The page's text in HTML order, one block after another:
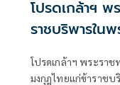
โปรดเกล้าฯ พ
ราชบริพารใน
โปรดเกล้าฯ พระรา
มงกุฎไทยแก่ข้าราชบ